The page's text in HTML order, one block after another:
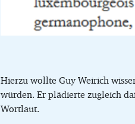
Hierzu wollte Guy Weirich
würden. Er plädierte zugleich
Wortlaut.